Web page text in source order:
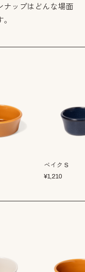
ナップはどんな場面
ベイク S
¥1,210